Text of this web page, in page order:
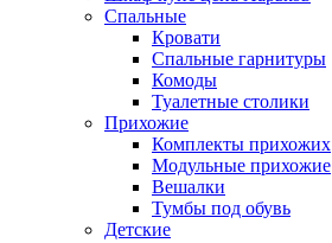
Спальные
Кровати
Спальные гарнитуры
Комоды
Туалетные столики
Прихожие
Комплекты прихожих
Модульные прихожие
Вешалки
Тумбы под обувь
Детские